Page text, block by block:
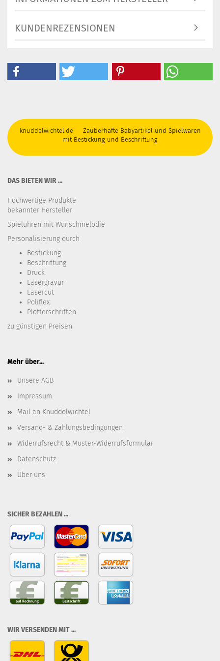
KUNDENREZENSIONEN
knuddelwichtel.de Zauberhafte Babyartikel und Spielwaren
mit Bestickung und Beschriftung
DAS BIETEN WIR ...
Hochwertige Produkte
bekannter Hersteller
Spieluhren mit Wunschmelodie
Personalisierung durch
Bestickung​
Beschriftung
Druck
Lasergravur
Lasercut
Poliflex
Plotterschriften
zu günstigen Preisen
Mehr über...
Unsere AGB
Impressum
Mail an Knuddelwichtel
Versand- & Zahlungsbedingungen
Widerrufsrecht & Muster-Widerrufsformular
Datenschutz
Über uns
SICHER BEZAHLEN ...
WIR VERSENDEN MIT ...